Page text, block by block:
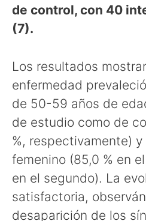
de control, con 40
(7).
Los resultados
enfermedad
de 50-59 años de
de estudio como de
%, respectivamente) y
femenino (85,0 % en
en el segundo). La
satisfactoria,
desaparición de los